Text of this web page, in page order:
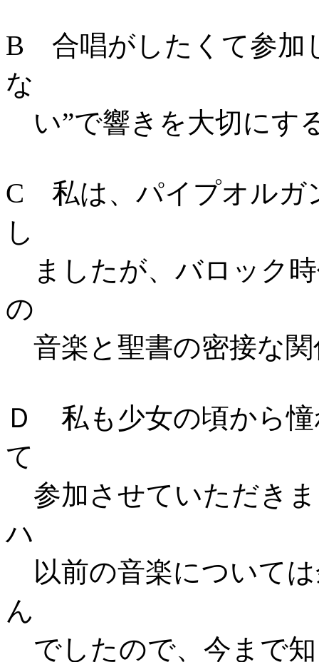
B 合唱がしたくて参加
な
い”で響きを大切にす
C 私は、パイプオルガ
し
ましたが、バロック
の
音楽と聖書の密接な
Ｄ 私も少女の頃から
て
参加させていただき
ハ
以前の音楽について
ん
でしたので、今まで